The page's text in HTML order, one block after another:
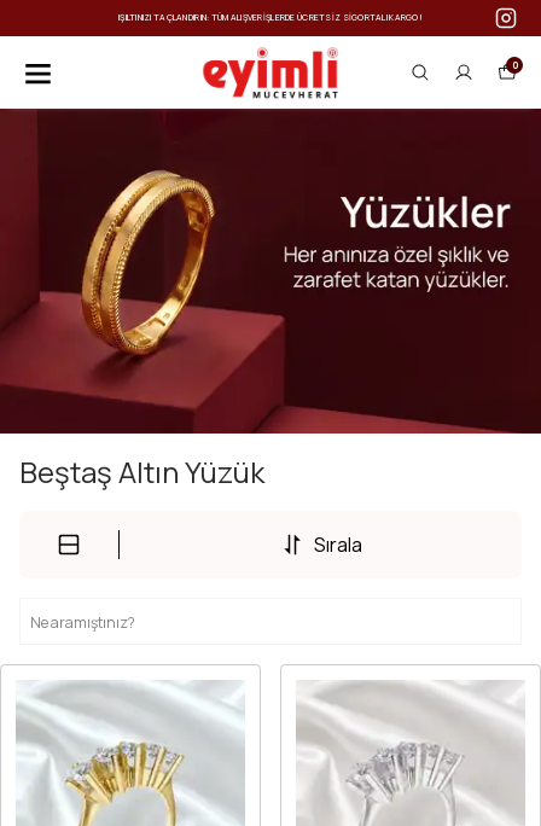
IŞILTINIZI TAÇLANDIRIN: TÜM ALIŞVERIŞLERDE ÜCRETSIZ SIGORTALI KARGO!
0
Beştaş Altın Yüzük
Sırala